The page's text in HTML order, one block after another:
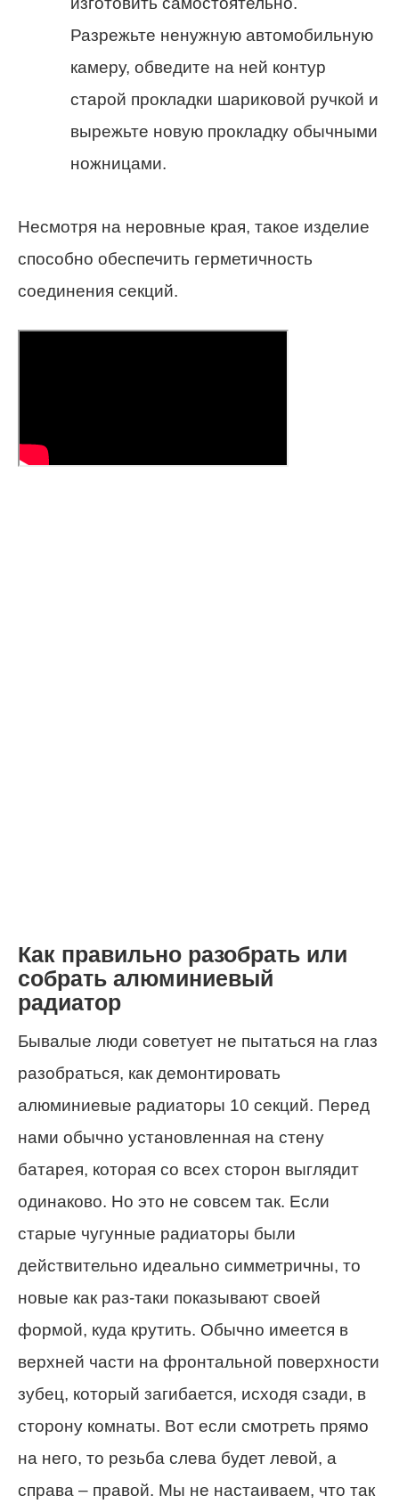
Разрежьте ненужную автомобильную
камеру, обведите на ней контур
старой прокладки шариковой ручкой и
вырежьте новую прокладку обычными
ножницами.
Несмотря на неровные края, такое изделие
способно обеспечить герметичность
соединения секций.
Как правильно разобрать или
собрать алюминиевый
радиатор
Бывалые люди советует не пытаться на глаз
разобраться, как демонтировать
алюминиевые радиаторы 10 секций. Перед
нами обычно установленная на стену
батарея, которая со всех сторон выглядит
одинаково. Но это не совсем так. Если
старые чугунные радиаторы были
действительно идеально симметричны, то
новые как раз-таки показывают своей
формой, куда крутить. Обычно имеется в
верхней части на фронтальной поверхности
зубец, который загибается, исходя сзади, в
сторону комнаты. Вот если смотреть прямо
на него, то резьба слева будет левой, а
справа – правой. Мы не настаиваем, что так